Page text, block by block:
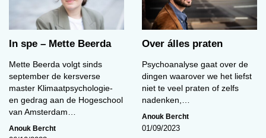
In spe – Mette Beerda
Mette Beerda volgt sinds
september de kersverse
master Klimaatpsychologie-
en gedrag aan de Hogeschool
van Amsterdam…
Anouk Bercht
Over álles praten
Psychoanalyse gaat over de
dingen waarover we het liefst
niet te veel praten of zelfs
nadenken,…
Anouk Bercht
01/09/2023